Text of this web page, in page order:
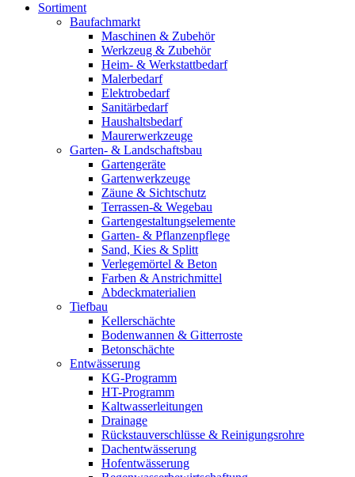
Sortiment
Baufachmarkt
Maschinen & Zubehör
Werkzeug & Zubehör
Heim- & Werkstattbedarf
Malerbedarf
Elektrobedarf
Sanitärbedarf
Haushaltsbedarf
Maurerwerkzeuge
Garten- & Landschaftsbau
Gartengeräte
Gartenwerkzeuge
Zäune & Sichtschutz
Terrassen-& Wegebau
Gartengestaltungselemente
Garten- & Pflanzenpflege
Sand, Kies & Splitt
Verlegemörtel & Beton
Farben & Anstrichmittel
Abdeckmaterialien
Tiefbau
Kellerschächte
Bodenwannen & Gitterroste
Betonschächte
Entwässerung
KG-Programm
HT-Programm
Kaltwasserleitungen
Drainage
Rückstauverschlüsse & Reinigungsrohre
Dachentwässerung
Hofentwässerung